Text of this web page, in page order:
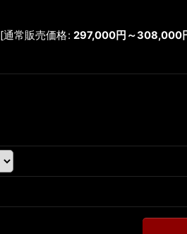
[通常販売価格: 297,000円 ～308,000